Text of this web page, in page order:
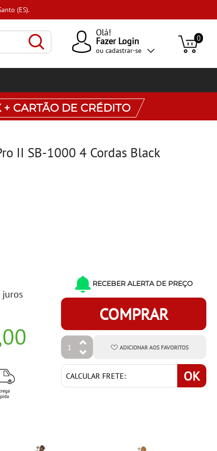
Olá!
Fazer Login
ou cadastrar-se
0
+ CARTÃO DE CRÉDITO
II SB-1000 4 Cordas Black
juros
RECEBER ALERTA DE PREÇO
COMPRAR
ADICIONAR AOSFAVORITOS
OK